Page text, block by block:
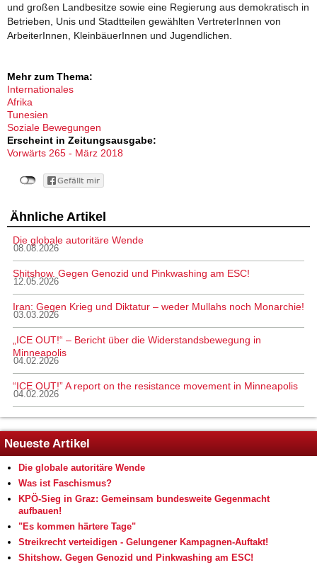
und großen Landbesitze sowie eine Regierung aus demokratisch in
Betrieben, Unis und Stadtteilen gewählten VertreterInnen von
ArbeiterInnen, KleinbäuerInnen und Jugendlichen.
Mehr zum Thema:
Internationales
Afrika
Tunesien
Soziale Bewegungen
Erscheint in Zeitungsausgabe:
Vorwärts 265 - März 2018
Ähnliche Artikel
Die globale autoritäre Wende
08.08.2026
Shitshow. Gegen Genozid und Pinkwashing am ESC!
12.05.2026
Iran: Gegen Krieg und Diktatur – weder Mullahs noch Monarchie!
03.03.2026
„ICE OUT!“ – Bericht über die Widerstandsbewegung in
Minneapolis
04.02.2026
“ICE OUT!” A report on the resistance movement in Minneapolis
04.02.2026
Neueste Artikel
Die globale autoritäre Wende
Was ist Faschismus?
KPÖ-Sieg in Graz: Gemeinsam bundesweite Gegenmacht
aufbauen!
"Es kommen härtere Tage"
Streikrecht verteidigen - Gelungener Kampagnen-Auftakt!
Shitshow. Gegen Genozid und Pinkwashing am ESC!